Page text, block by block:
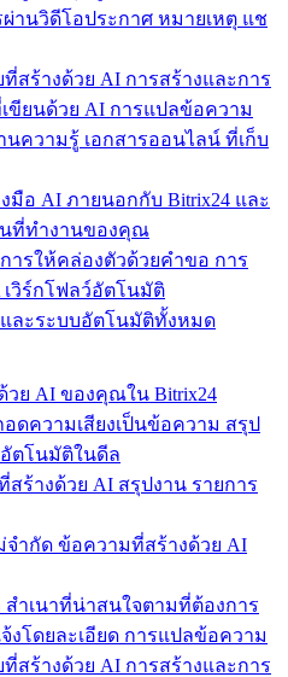
านวิดีโอประกาศ หมายเหตุ แช
ที่สร้างด้วย AI การสร้างและการ
ขียนด้วย AI การแปลข้อความ
นความรู้ เอกสารออนไลน์ ที่เก็บ
มือ AI ภายนอกกับ Bitrix24 และ
นที่ทำงานของคุณ
ารให้คล่องตัวด้วยคำขอ การ
เวิร์กโฟลว์อัตโนมัติ
ะระบบอัตโนมัติทั้งหมด
วย AI ของคุณใน Bitrix24
อดความเสียงเป็นข้อความ สรุป
ตโนมัติในดีล
สร้างด้วย AI สรุปงาน รายการ
จำกัด ข้อความที่สร้างด้วย AI
สำเนาที่น่าสนใจตามที่ต้องการ
โดยละเอียด การแปลข้อความ
ที่สร้างด้วย AI การสร้างและการ